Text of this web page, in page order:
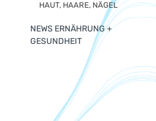
HAUT, HAARE, NÄGEL
NEWS ERNÄHRUNG +
GESUNDHEIT